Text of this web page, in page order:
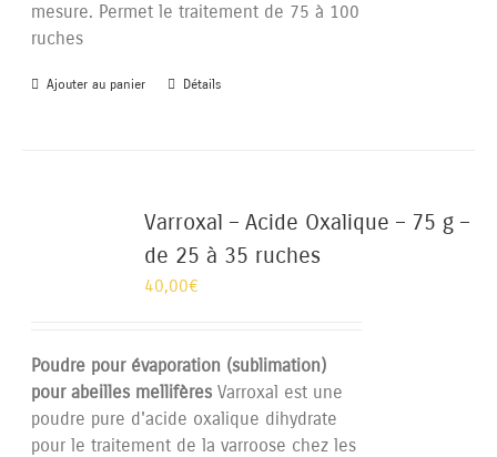
mesure. Permet le traitement de 75 à 100
ruches
Ajouter au panier Détails
Varroxal – Acide Oxalique – 75 g –
de 25 à 35 ruches
40,00€
Poudre pour évaporation (sublimation)
pour abeilles mellifères Varroxal est une
poudre pure d'acide oxalique dihydrate
pour le traitement de la varroose chez les